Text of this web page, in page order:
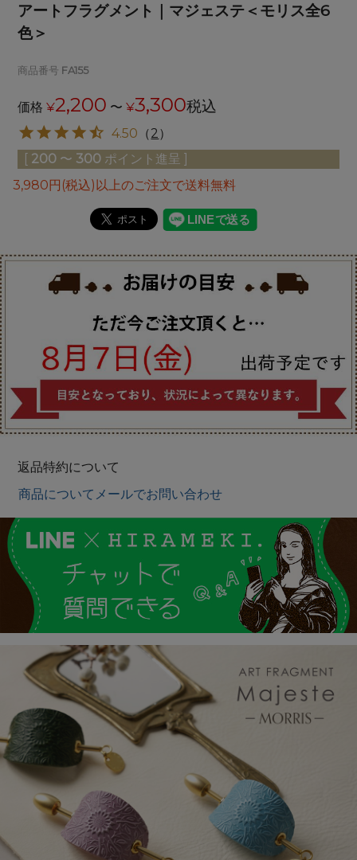
アートフラグメント｜マジェステ＜モリス全6
色＞
商品番号 FA155
価格 ¥2,200 〜 ¥3,300税込
4.50 （2）
[ 200 〜 300 ポイント進呈 ]
3,980円(税込)以上のご注文で送料無料
返品特約について
商品についてメールでお問い合わせ